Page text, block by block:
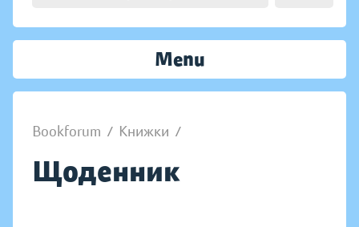
Menu
Bookforum / Книжки /
Щоденник